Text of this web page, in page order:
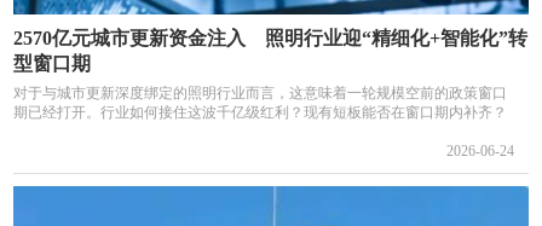
2570亿元城市更新资金注入 照明行业迎“精细化+智能化”转
型窗口期
对于与城市更新深度绑定的照明行业而言，这意味着一轮规模空前的政策窗口
期已经打开。行业如何接住这波千亿级红利？现有短板能否在窗口期内补齐？
2026-06-24